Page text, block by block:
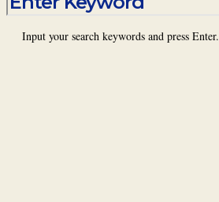
Input your search keywords and press Enter.